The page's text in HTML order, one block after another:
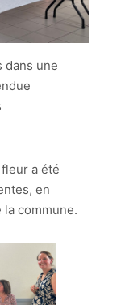
dans une
a été
en
commune.